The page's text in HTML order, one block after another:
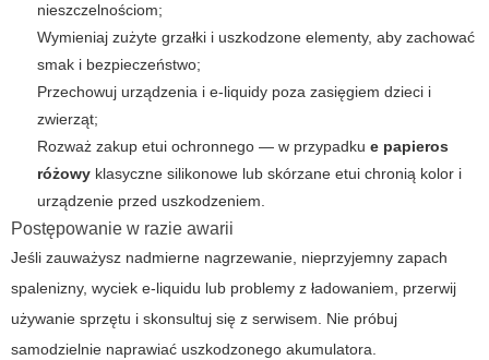
nieszczelnościom;
Wymieniaj zużyte grzałki i uszkodzone elementy, aby zachować
smak i bezpieczeństwo;
Przechowuj urządzenia i e-liquidy poza zasięgiem dzieci i
zwierząt;
Rozważ zakup etui ochronnego — w przypadku e papieros
różowy klasyczne silikonowe lub skórzane etui chronią kolor i
urządzenie przed uszkodzeniem.
Postępowanie w razie awarii
Jeśli zauważysz nadmierne nagrzewanie, nieprzyjemny zapach
spalenizny, wyciek e-liquidu lub problemy z ładowaniem, przerwij
używanie sprzętu i skonsultuj się z serwisem. Nie próbuj
samodzielnie naprawiać uszkodzonego akumulatora.